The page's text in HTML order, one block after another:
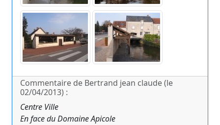
Commentaire de Bertrand jean claude (le
02/04/2013) :
Centre Ville
En face du Domaine Apicole